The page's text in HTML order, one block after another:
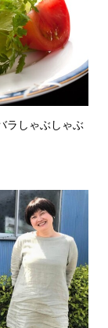
ラしゃぶしゃぶ